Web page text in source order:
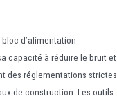
bloc d’alimentation
capacité à réduire le bruit et
des réglementations strictes
de construction. Les outils